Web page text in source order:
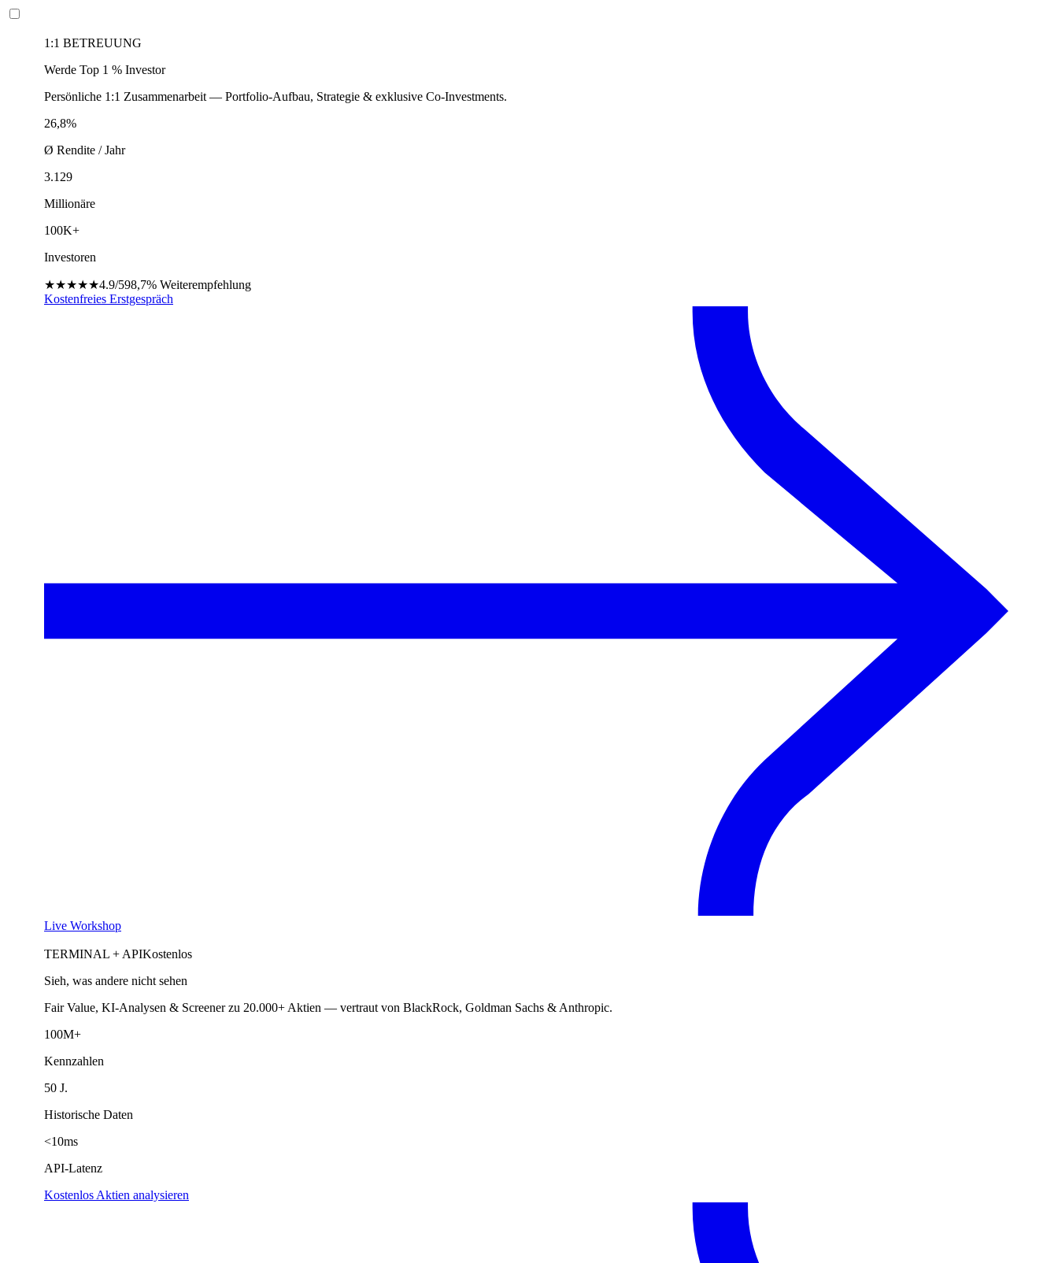
1:1 BETREUUNG
Werde Top 1 % Investor
Persönliche 1:1 Zusammenarbeit — Portfolio-Aufbau, Strategie & exklusive Co-Investments.
26,8%
Ø Rendite / Jahr
3.129
Millionäre
100K+
Investoren
★★★★★4.9/598,7% Weiterempfehlung
Kostenfreies Erstgespräch
Live Workshop
TERMINAL + APIKostenlos
Sieh, was andere nicht sehen
Fair Value, KI-Analysen & Screener zu 20.000+ Aktien — vertraut von BlackRock, Goldman Sachs & Anthropic.
100M+
Kennzahlen
50 J.
Historische Daten
<10ms
API-Latenz
Kostenlos Aktien analysieren